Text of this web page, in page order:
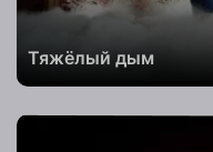
Заказать
Телефон
Тяжёлый дым